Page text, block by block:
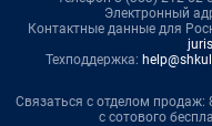
Электронный
Контактные данные для
Техподдержка:
Связаться с отделом продаж:
с сотового